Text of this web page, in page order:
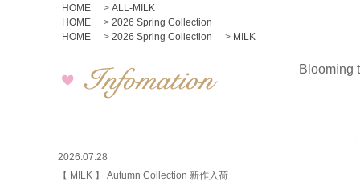
HOME
> ALL-MILK
HOME
> 2026 Spring Collection
HOME
> 2026 Spring Collection > MILK
2026.07.28
【 MILK 】 Autumn Collection 新作入荷
Blooming